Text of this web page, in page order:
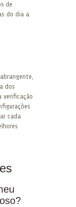
de
do dia a
dos
verificação
cada